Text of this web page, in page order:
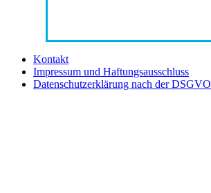
Kontakt
Impressum und Haftungsausschluss
Datenschutzerklärung nach der DSGVO